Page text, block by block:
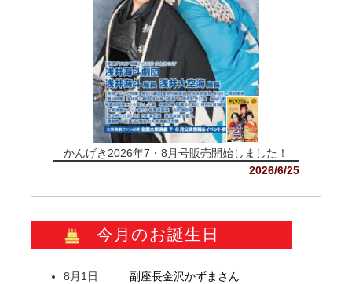
かんげき2026年7・8月号販売開始しました！
2026/6/25
今月のお誕生日
8月1日 副座長金沢かずま さん